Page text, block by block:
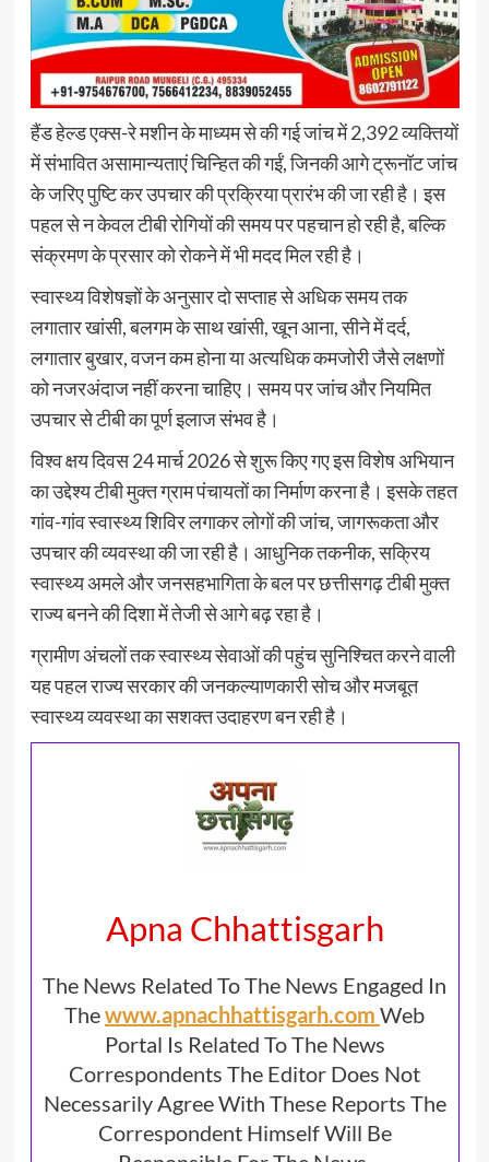
हैंड हेल्ड एक्स-रे मशीन के माध्यम से की गई जांच में 2,392 व्यक्तियों
में संभावित असामान्यताएं चिन्हित की गईं, जिनकी आगे ट्रूनॉट जांच
के जरिए पुष्टि कर उपचार की प्रक्रिया प्रारंभ की जा रही है। इस
पहल से न केवल टीबी रोगियों की समय पर पहचान हो रही है, बल्कि
संक्रमण के प्रसार को रोकने में भी मदद मिल रही है।
स्वास्थ्य विशेषज्ञों के अनुसार दो सप्ताह से अधिक समय तक
लगातार खांसी, बलगम के साथ खांसी, खून आना, सीने में दर्द,
लगातार बुखार, वजन कम होना या अत्यधिक कमजोरी जैसे लक्षणों
को नजरअंदाज नहीं करना चाहिए। समय पर जांच और नियमित
उपचार से टीबी का पूर्ण इलाज संभव है।
विश्व क्षय दिवस 24 मार्च 2026 से शुरू किए गए इस विशेष अभियान
का उद्देश्य टीबी मुक्त ग्राम पंचायतों का निर्माण करना है। इसके तहत
गांव-गांव स्वास्थ्य शिविर लगाकर लोगों की जांच, जागरूकता और
उपचार की व्यवस्था की जा रही है। आधुनिक तकनीक, सक्रिय
स्वास्थ्य अमले और जनसहभागिता के बल पर छत्तीसगढ़ टीबी मुक्त
राज्य बनने की दिशा में तेजी से आगे बढ़ रहा है।
ग्रामीण अंचलों तक स्वास्थ्य सेवाओं की पहुंच सुनिश्चित करने वाली
यह पहल राज्य सरकार की जनकल्याणकारी सोच और मजबूत
स्वास्थ्य व्यवस्था का सशक्त उदाहरण बन रही है।
Apna Chhattisgarh
The News Related To The News Engaged In
Thewww.apnachhattisgarh.com Web
Portal Is Related To The News
Correspondents The Editor Does Not
Necessarily Agree With These Reports The
Correspondent Himself Will Be